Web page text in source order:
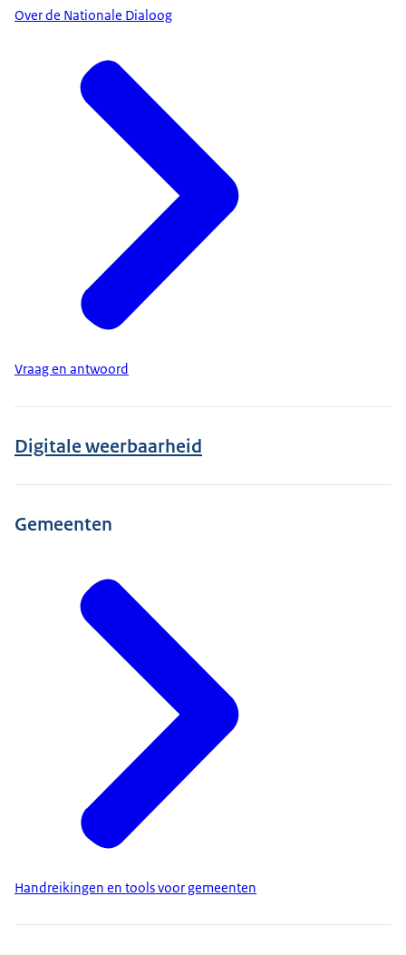
Over de Nationale Dialoog
Vraag en antwoord
Digitale weerbaarheid
Gemeenten
Handreikingen en tools voor gemeenten